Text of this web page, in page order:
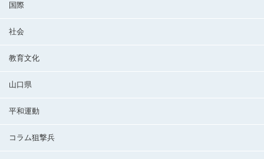
国際
社会
教育文化
山口県
平和運動
コラム狙撃兵